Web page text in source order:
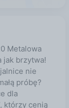
Metalowa
jak brzytwa!
nie
próbę?
dla
którzy cenią